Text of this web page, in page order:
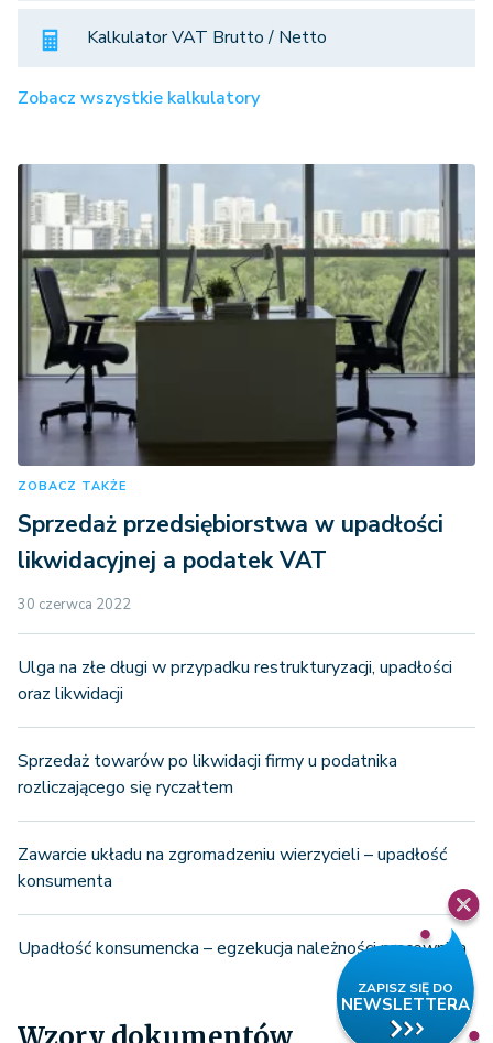
Kalkulator VAT Brutto / Netto
Zobacz wszystkie kalkulatory
ZOBACZ TAKŻE
Sprzedaż przedsiębiorstwa w upadłości
likwidacyjnej a podatek VAT
30 czerwca 2022
Ulga na złe długi w przypadku restrukturyzacji, upadłości
oraz likwidacji
Sprzedaż towarów po likwidacji firmy u podatnika
rozliczającego się ryczałtem
Zawarcie układu na zgromadzeniu wierzycieli – upadłość
konsumenta
Upadłość konsumencka – egzekucja należności pracownika